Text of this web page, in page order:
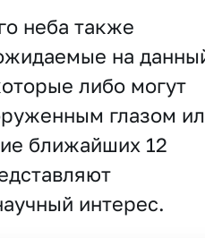
неба также
на
либо могут
глазом
ближайших 12
интерес.